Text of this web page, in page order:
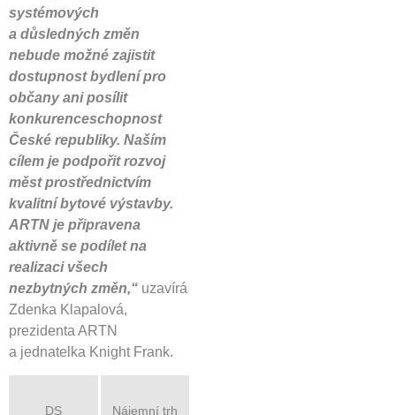
systémových
a důsledných změn
nebude možné zajistit
dostupnost bydlení pro
občany ani posílit
konkurenceschopnost
České republiky. Naším
cílem je podpořit rozvoj
měst prostřednictvím
kvalitní bytové výstavby.
ARTN je připravena
aktivně se podílet na
realizaci všech
nezbytných změn,“ uzavírá
Zdenka Klapalová,
prezidenta ARTN
a jednatelka Knight Frank.
DS Nájemní trh